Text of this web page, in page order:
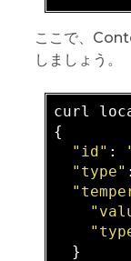
ここで、
しましょう。
curl
{
"id" :
"type"
  }